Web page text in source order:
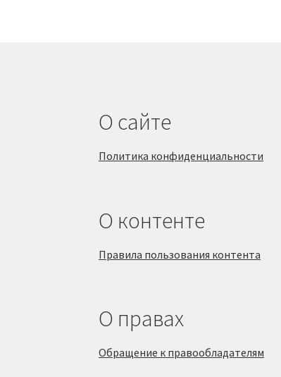
О сайте
Политика конфиденциальности
О контенте
Правила пользования контента
О правах
Обращение к правообладателям